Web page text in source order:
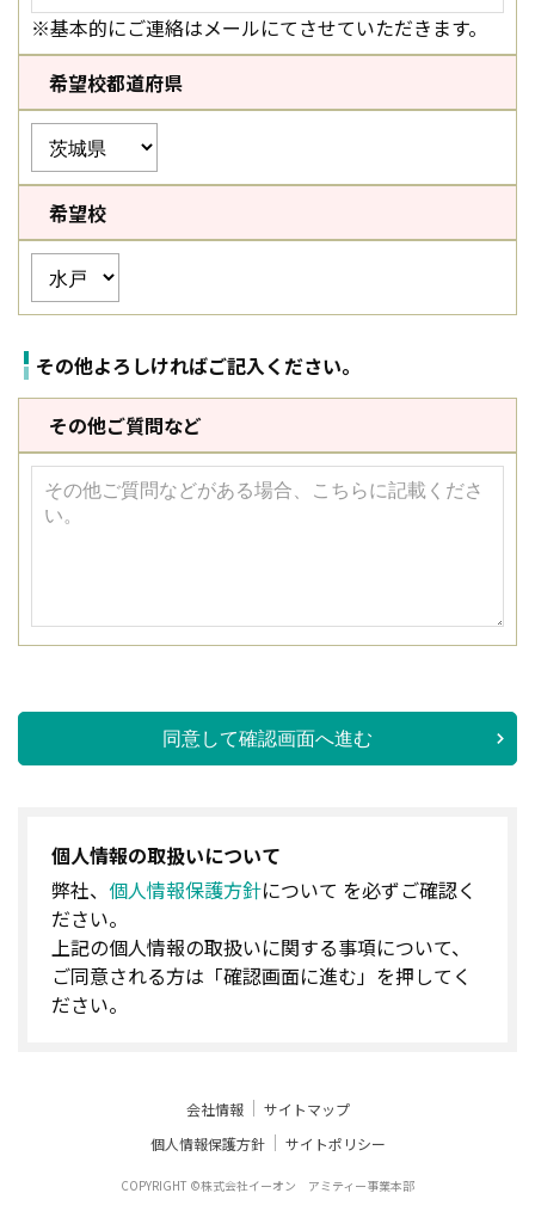
※基本的にご連絡はメールにてさせていただきます。
希望校都道府県
希望校
その他よろしければご記入ください。
その他ご質問など
同意して確認画面へ進む
個人情報の取扱いについて
弊社、 個人情報保護方針について を必ずご確認く
ださい。
上記の個人情報の取扱いに関する事項について、
ご同意される方は「確認画面に進む」を押してく
ださい。
会社情報
サイトマップ
個人情報保護方針
サイトポリシー
COPYRIGHT ©株式会社イーオン アミティー事業本部